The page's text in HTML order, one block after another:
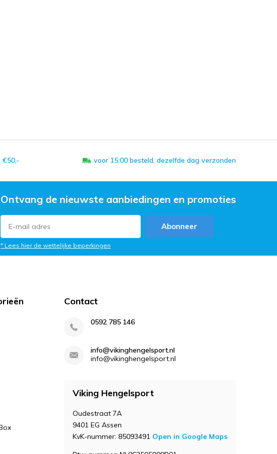
€50,- voor 15:00 besteld, dezelfde dag verzonden
Ontvang de nieuwste aanbiedingen en promoties
Abonneer
* Lees hier de wettelijke beperkingen
Contact
0592 785 146
info@vikinghengelsport.nl
info@vikinghengelsport.nl
Viking Hengelsport
Oudestraat 7A
9401 EG Assen
KvK-nummer: 85093491 Open in Google Maps